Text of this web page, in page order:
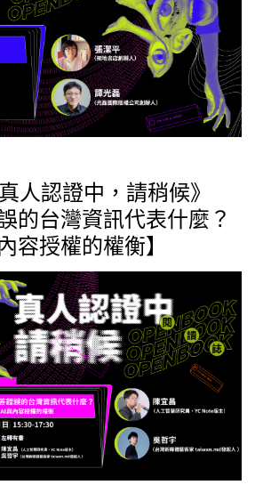
人認證中，請稍候》
的台灣資訊代表什麼？
容授權的權衡】